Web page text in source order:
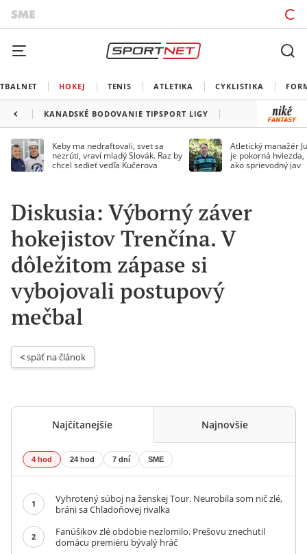
HOKEJ TENIS ATLETIKA CYKLISTIKA
KANADSKÉ BODOVANIE TIPSPORT LIGY
Keby ma nedraftovali, svet sa
nezrúti, vraví mladý Slovák. Raz by
chcel sedieť vedľa Kučerova
Atletický manažér
je pokorná
ako sprievodný jav
Diskusia: Výborný záver
hokejistov Trenčína. V
dôležitom zápase si
vybojovali postupový
mečbal
< späť na článok
Najčítanejšie Najnovšie
4 hod 24 hod 7 dní SME
1
Vyhrotený súboj na ženskej Tour. Neurobila som nič zlé,
bráni sa Chladoňovej rivalka
2
Fanúšikov zlé obdobie nezlomilo. Prešovu znechutil
domácu premiéru bývalý hráč